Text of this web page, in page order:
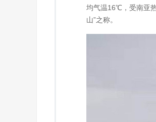
均气温16℃，受南亚
山”之称。